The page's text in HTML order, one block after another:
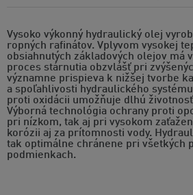
Vysoko výkonný hydraulický olej
ropných rafinátov. Vplyvom vysokej
obsiahnutých základových olejov má
proces stárnutia obzvlášť pri
významne prispieva k nižšej tvorbe
a spoľahlivosti hydraulického
proti oxidácii umožňuje dlhú
Výborná technológia ochrany proti
pri nízkom, tak aj pri vysokom
korózii aj za prítomnosti vody.
tak optimálne chránene pri všetkých
podmienkach.